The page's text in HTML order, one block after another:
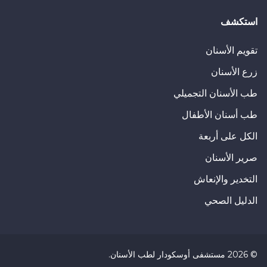
بعد وضع القشرة، يجب العناية بنظافة
يجب تنظيف الأسنان بالفرشاة والخيط
العناية بالأسنان الطبيعية.
.
يمكن استخدام بعض منتجات العناية
ويمكن استشارة أخصائيي الأسنان قبل
المواد المستخدمة في صنع القشرة
.
استكشف
تقويم الأسنان
زرع الأسنان
طب الأسنان التجميلي
طب أسنان الأطفال
الكل على أربعة
صرير الأسنان
التخدير والإنعاش
الدليل الصحي
©
2026 مستشفى أوسكودار لطب الأسنان.